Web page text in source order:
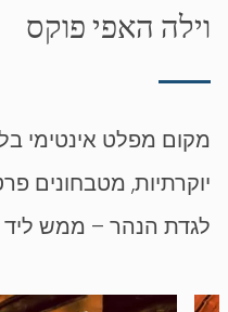
וילה האפי פוקס
מקום מפלט אינטימי
יוקרתיות, מטבחונים
לגדת הנהר – ממש ליד